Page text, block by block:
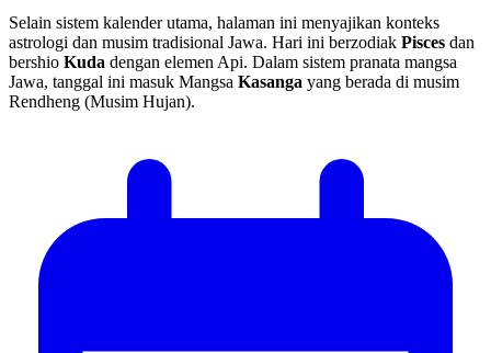
Selain sistem kalender utama, halaman ini menyajikan konteks
astrologi dan musim tradisional Jawa. Hari ini berzodiak Pisces dan
bershio Kuda dengan elemen Api. Dalam sistem pranata mangsa
Jawa, tanggal ini masuk Mangsa Kasanga yang berada di musim
Rendheng (Musim Hujan).